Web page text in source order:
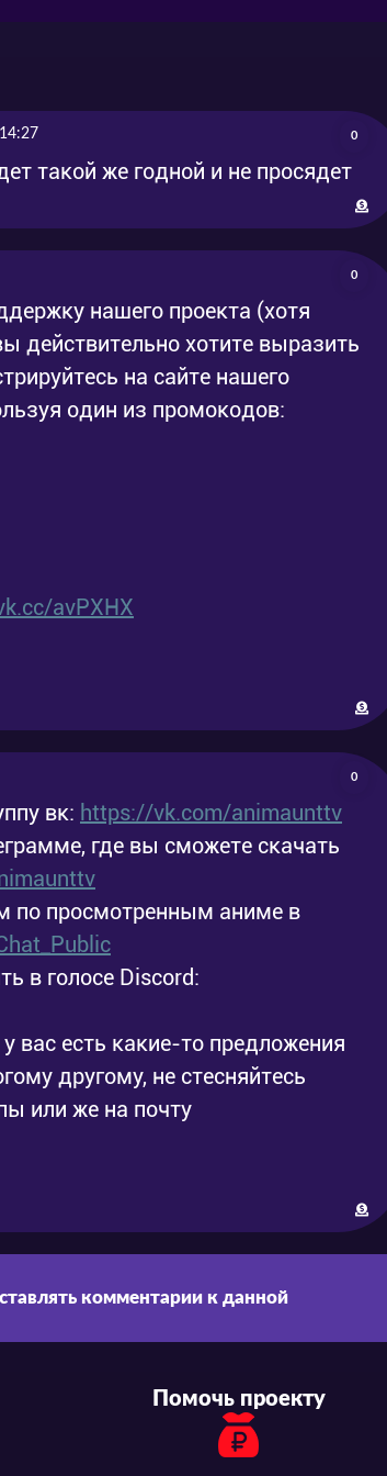
новейший прототип гандама RX-
планах бунтарей, Кеннет Слег из
с Лейном Эймом, пилотом RX-
Хэтэуэй» в хорошем качестве и
сайте!
0
такой же годной и не просядет
0
нашего проекта (хотя
действительно хотите выразить
на сайте нашего
один из промокодов:
avPXHX
0
вк: https://vk.com/animaunttv
где вы сможете скачать
по просмотренным аниме в
в голосе Discord:
вас есть какие-то предложения
другому, не стесняйтесь
или же на почту
комментарии к данной
Помочь проекту